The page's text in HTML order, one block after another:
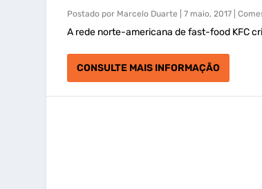
Postado por Marcelo Duarte |7 maio, 2017 |
A rede norte-americana de fast-food KFC
CONSULTE MAIS INFORMAÇÃO